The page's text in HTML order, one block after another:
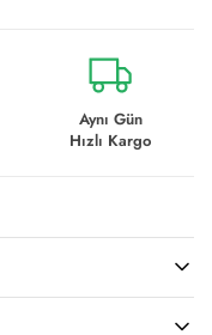
Aynı Gün
Hızlı Kargo